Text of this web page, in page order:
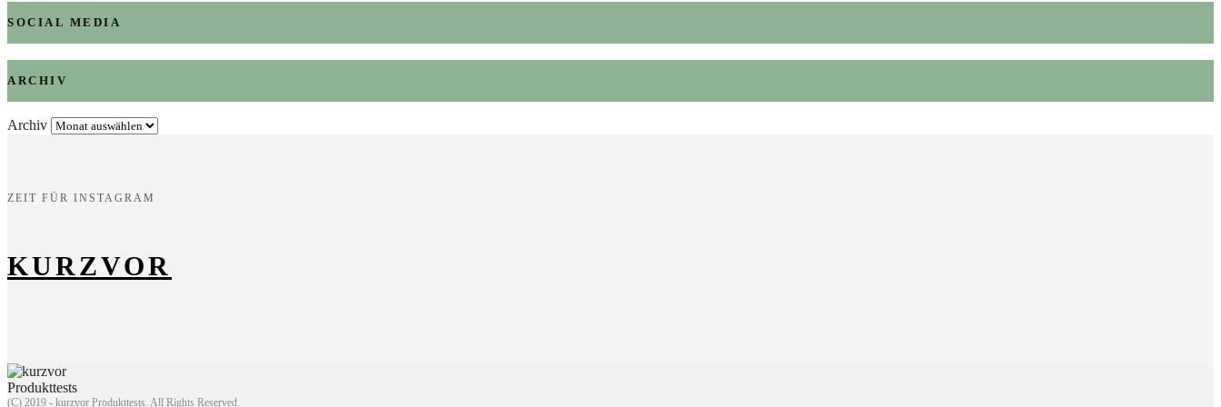
SOCIAL MEDIA
ARCHIV
Archiv
ZEIT FÜR INSTAGRAM
KURZVOR
(C) 2019 - kurzvor Produkttests. All Rights Reserved.